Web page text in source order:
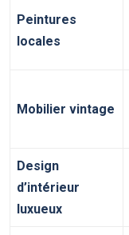
Peintures
locales
Mobilier vintage
Design
d’intérieur
luxueux